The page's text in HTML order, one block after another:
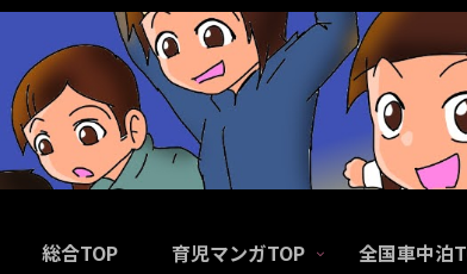
総合TOP 育児マンガTOP 全国車中泊